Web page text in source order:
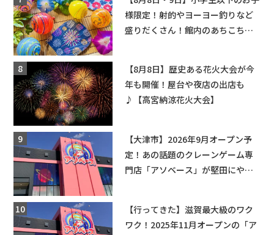
様限定！射的やヨーヨー釣りなど
盛りだくさん！館内のあちこちに
【8月8日】歴史ある花火大会が今
年も開催！屋台や夜店の出店も
♪【高宮納涼花火大会】
【大津市】2026年9月オープン予
定！あの話題のクレーンゲーム専
門店「アソベース」が堅田にやっ
【行ってきた】滋賀最大級のワク
ワク！2025年11月オープンの「ア